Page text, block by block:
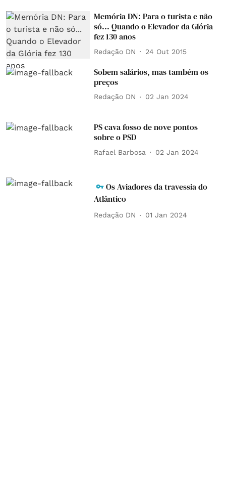
Memória DN: Para o turista e não
só... Quando o Elevador da Glória
fez 130 anos
Redação DN 24 Out 2015
Sobem salários, mas também os
preços
Redação DN 02 Jan 2024
PS cava fosso de nove pontos
sobre o PSD
Rafael Barbosa 02 Jan 2024
Os Aviadores da travessia do
Atlântico
Redação DN 01 Jan 2024